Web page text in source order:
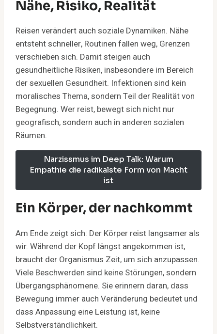
Nähe, Risiko, Realität
Reisen verändert auch soziale Dynamiken. Nähe
entsteht schneller, Routinen fallen weg, Grenzen
verschieben sich. Damit steigen auch
gesundheitliche Risiken, insbesondere im Bereich
der sexuellen Gesundheit. Infektionen sind kein
moralisches Thema, sondern Teil der Realität von
Begegnung. Wer reist, bewegt sich nicht nur
geografisch, sondern auch in anderen sozialen
Räumen.
Narzissmus im Deep Talk: Warum
Empathie die radikalste Form von Macht
ist
Ein Körper, der nachkommt
Am Ende zeigt sich: Der Körper reist langsamer als
wir. Während der Kopf längst angekommen ist,
braucht der Organismus Zeit, um sich anzupassen.
Viele Beschwerden sind keine Störungen, sondern
Übergangsphänomene. Sie erinnern daran, dass
Bewegung immer auch Veränderung bedeutet und
dass Anpassung eine Leistung ist, keine
Selbstverständlichkeit.